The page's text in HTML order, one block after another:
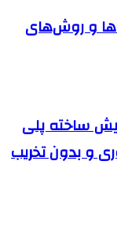
نشانه‌ها و روش‌های
ساخته پلی
و بدون تخریب